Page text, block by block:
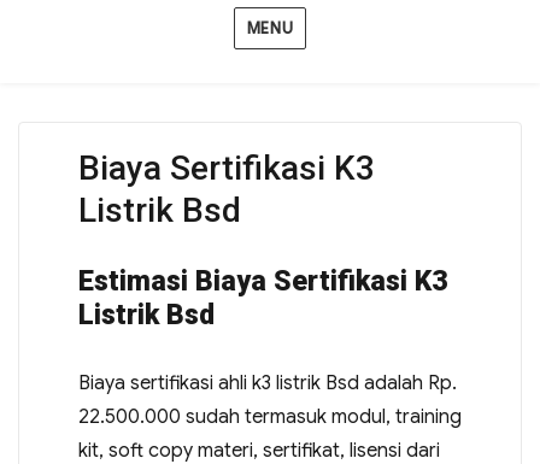
MENU
Biaya Sertifikasi K3
Listrik Bsd
Estimasi Biaya Sertifikasi K3
Listrik Bsd
Biaya sertifikasi ahli k3 listrik Bsd adalah Rp.
22.500.000 sudah termasuk modul, training
kit, soft copy materi, sertifikat, lisensi dari